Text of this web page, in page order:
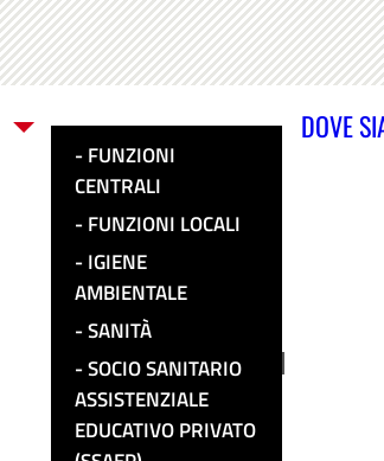
FUNZIONI
CENTRALI
FUNZIONI LOCALI
IGIENE
AMBIENTALE
SANITÀ
SOCIO SANITARIO
ASSISTENZIALE
EDUCATIVO PRIVATO
DOVE